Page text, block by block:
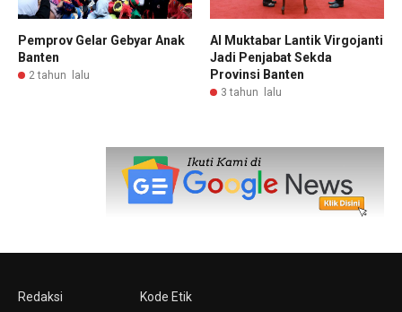
Pemprov Gelar Gebyar Anak
Banten
2 tahun lalu
Al Muktabar Lantik Virgojanti
Jadi Penjabat Sekda
Provinsi Banten
3 tahun lalu
Redaksi
Kode Etik